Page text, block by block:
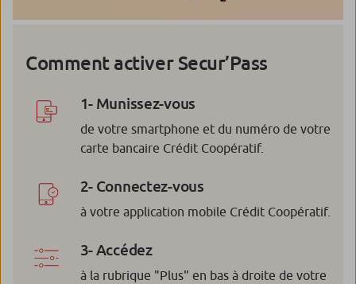
Comment activer Secur’Pass
1- Munissez-vous
de votre smartphone et du numéro de votre
carte bancaire Crédit Coopératif.
2- Connectez-vous
à votre application mobile Crédit Coopératif.
3- Accédez
à la rubrique "Plus" en bas à droite de votre